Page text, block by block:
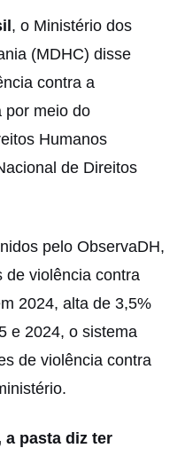
, o Ministério dos
(MDHC) disse
contra a
por meio do
Humanos
de Direitos
pelo ObservaDH,
de violência contra
2024, alta de 3,5%
e 2024, o sistema
de violência contra
a pasta diz ter